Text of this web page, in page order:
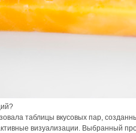
таблицы вкусовых пар,
визуализации. Выбранный